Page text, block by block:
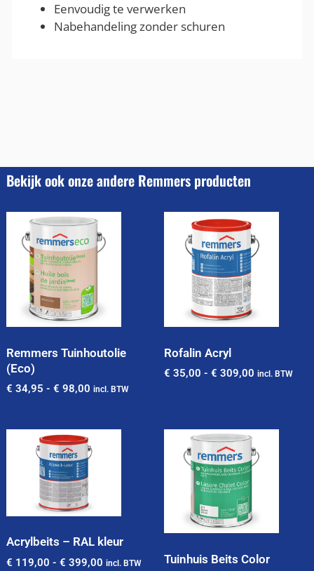
Eenvoudig te verwerken
Nabehandeling zonder schuren
Bekijk ook onze andere Remmers producten
Remmers Tuinhoutolie
(Eco)
€ 34,95 - € 98,00 incl. BTW
Rofalin Acryl
€ 35,00 - € 309,00 incl. BTW
Acrylbeits – RAL kleur
€ 119,00 - € 399,00 incl. BTW Tuinhuis Beits Color